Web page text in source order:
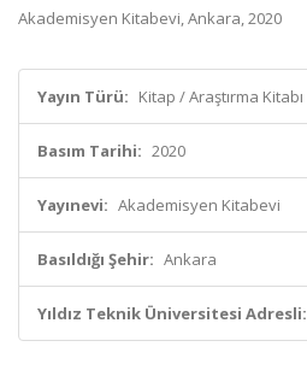
Akademisyen Kitabevi, Ankara, 2020
Yayın Türü: Kitap / Araştırma Kitabı
Basım Tarihi: 2020
Yayınevi: Akademisyen Kitabevi
Basıldığı Şehir: Ankara
Yıldız Teknik Üniversitesi Adresli: